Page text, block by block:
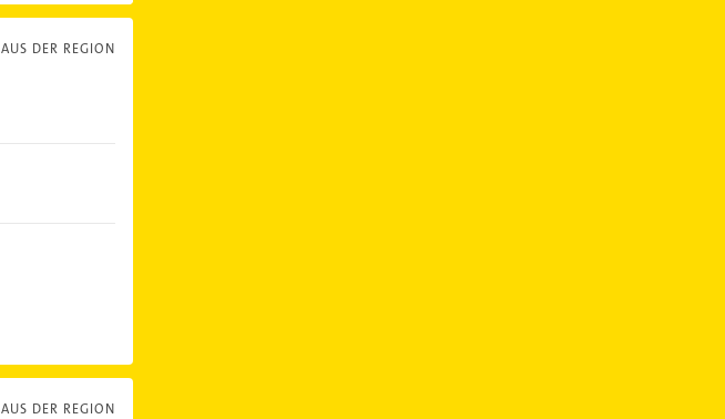
AUS DER REGION
AUS DER REGION